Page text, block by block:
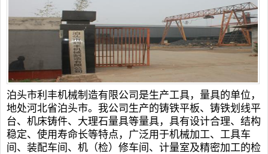
泊头市利丰机械制造有限公司是生产工具，量具的单位，
地处河北省泊头市。我公司生产的铸铁平板、 铸铁划线平
台、 机床铸件、 大理石量具等量具，具有设计合理、结构
稳定、使用寿命长等特点，广泛用于机械加工、工具车
间、装配车间、机（检）修车间、计量室及精密加工的检